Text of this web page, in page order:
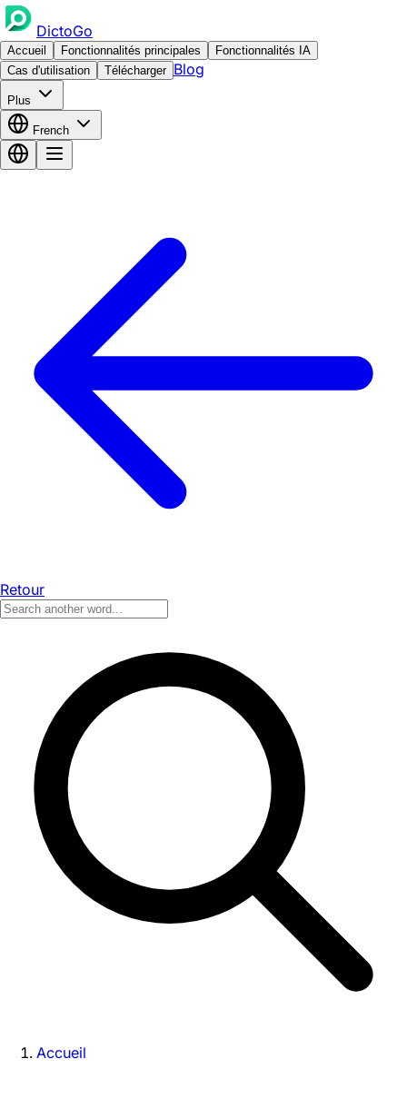
DictoGo
Accueil Fonctionnalités principales
Fonctionnalités IA
Cas d'utilisation
Télécharger Blog
Plus
French
Retour
Accueil